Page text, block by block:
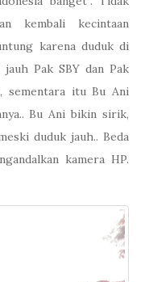
kembali kecintaan
karena duduk di
Pak SBY dan Pak
sementara itu Bu Ani
Bu Ani bikin sirik,
duduk jauh.. Beda
kamera HP.